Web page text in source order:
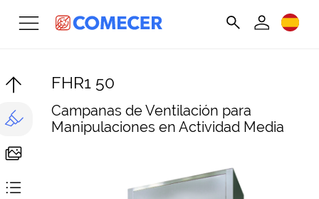
FHR1 50
Campanas de Ventilación para
Manipulaciones en Actividad Media